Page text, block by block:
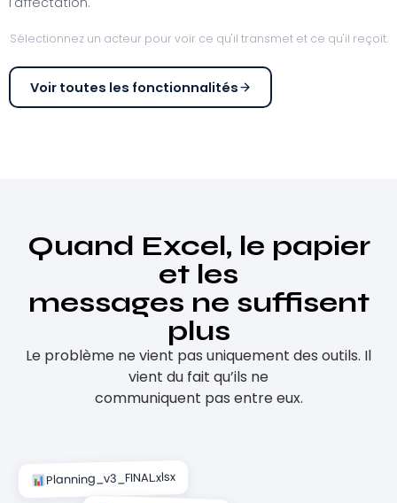
Sélectionnez un acteur pour voir ce qu'il transmet et ce qu'il reçoit.
Voir toutes les fonctionnalités
Quand Excel, le papier
et les
messages ne suffisent
plus
Le problème ne vient pas uniquement des outils. Il
vient du fait qu’ils ne
communiquent pas entre eux.
Planning_v3_FINAL.xlsx